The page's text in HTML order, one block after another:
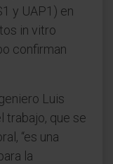
y UAP1) en
in vitro
confirman
Luis
trabajo, que se
“es una
la